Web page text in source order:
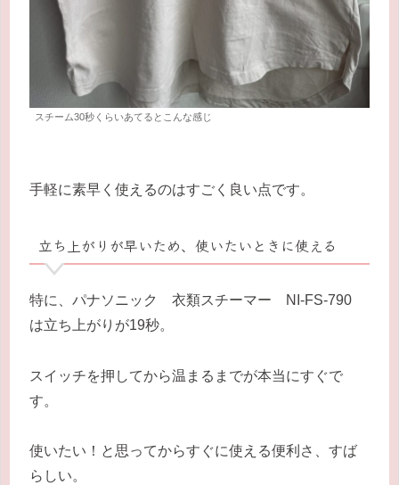
スチーム30秒くらいあてるとこんな感じ
手軽に素早く使えるのはすごく良い点です。
立ち上がりが早いため、使いたいときに使える
特に、パナソニック 衣類スチーマー NI-FS-790
は立ち上がりが19秒。
スイッチを押してから温まるまでが本当にすぐで
す。
使いたい！と思ってからすぐに使える便利さ、すば
らしい。